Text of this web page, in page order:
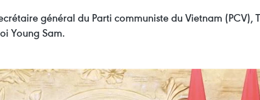
général du Parti communiste du Vietnam (PCV),
Young Sam.